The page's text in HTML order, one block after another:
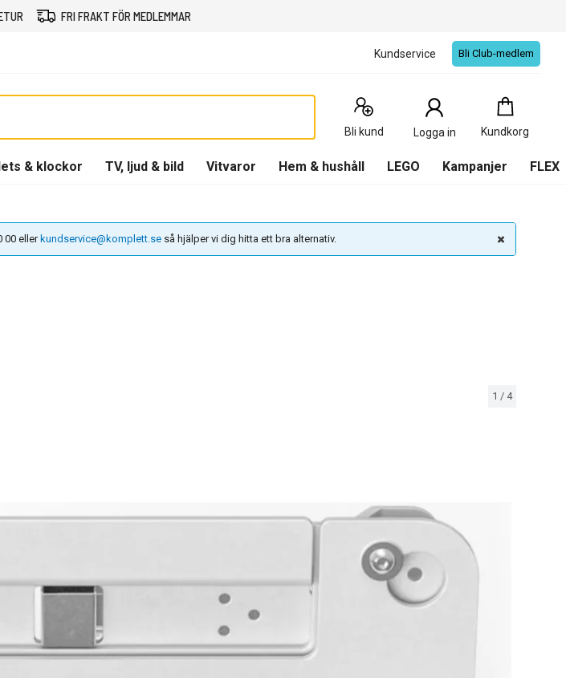
FRI FRAKT FÖR MEDLEMMAR
Kundservice Bli Club-medlem
Bli kund Logga in Kundkorg
Kundkorg
0
Produkter
& klockor TV, ljud & bild Vitvaror Hem & hushåll LEGO Kampanjer FLEX
00 eller kundservice@komplett.se så hjälper vi dig hitta ett bra alternativ.
1 / 4